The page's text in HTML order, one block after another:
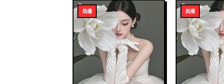
热播 热播